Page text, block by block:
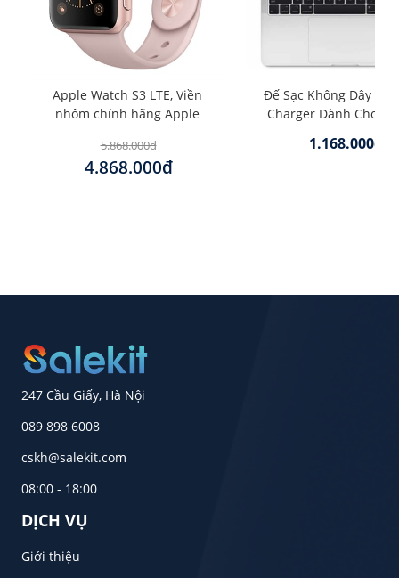
Apple Watch S3 LTE, Viền
nhôm chính hãng Apple
4.868.000đ
5.868.000đ
Đế Sạc Không Dây
Charger Dành Cho
1.168.000đ
247 Cầu Giấy, Hà Nội
089 898 6008
cskh@salekit.com
08:00 - 18:00
DỊCH VỤ
Giới thiệu